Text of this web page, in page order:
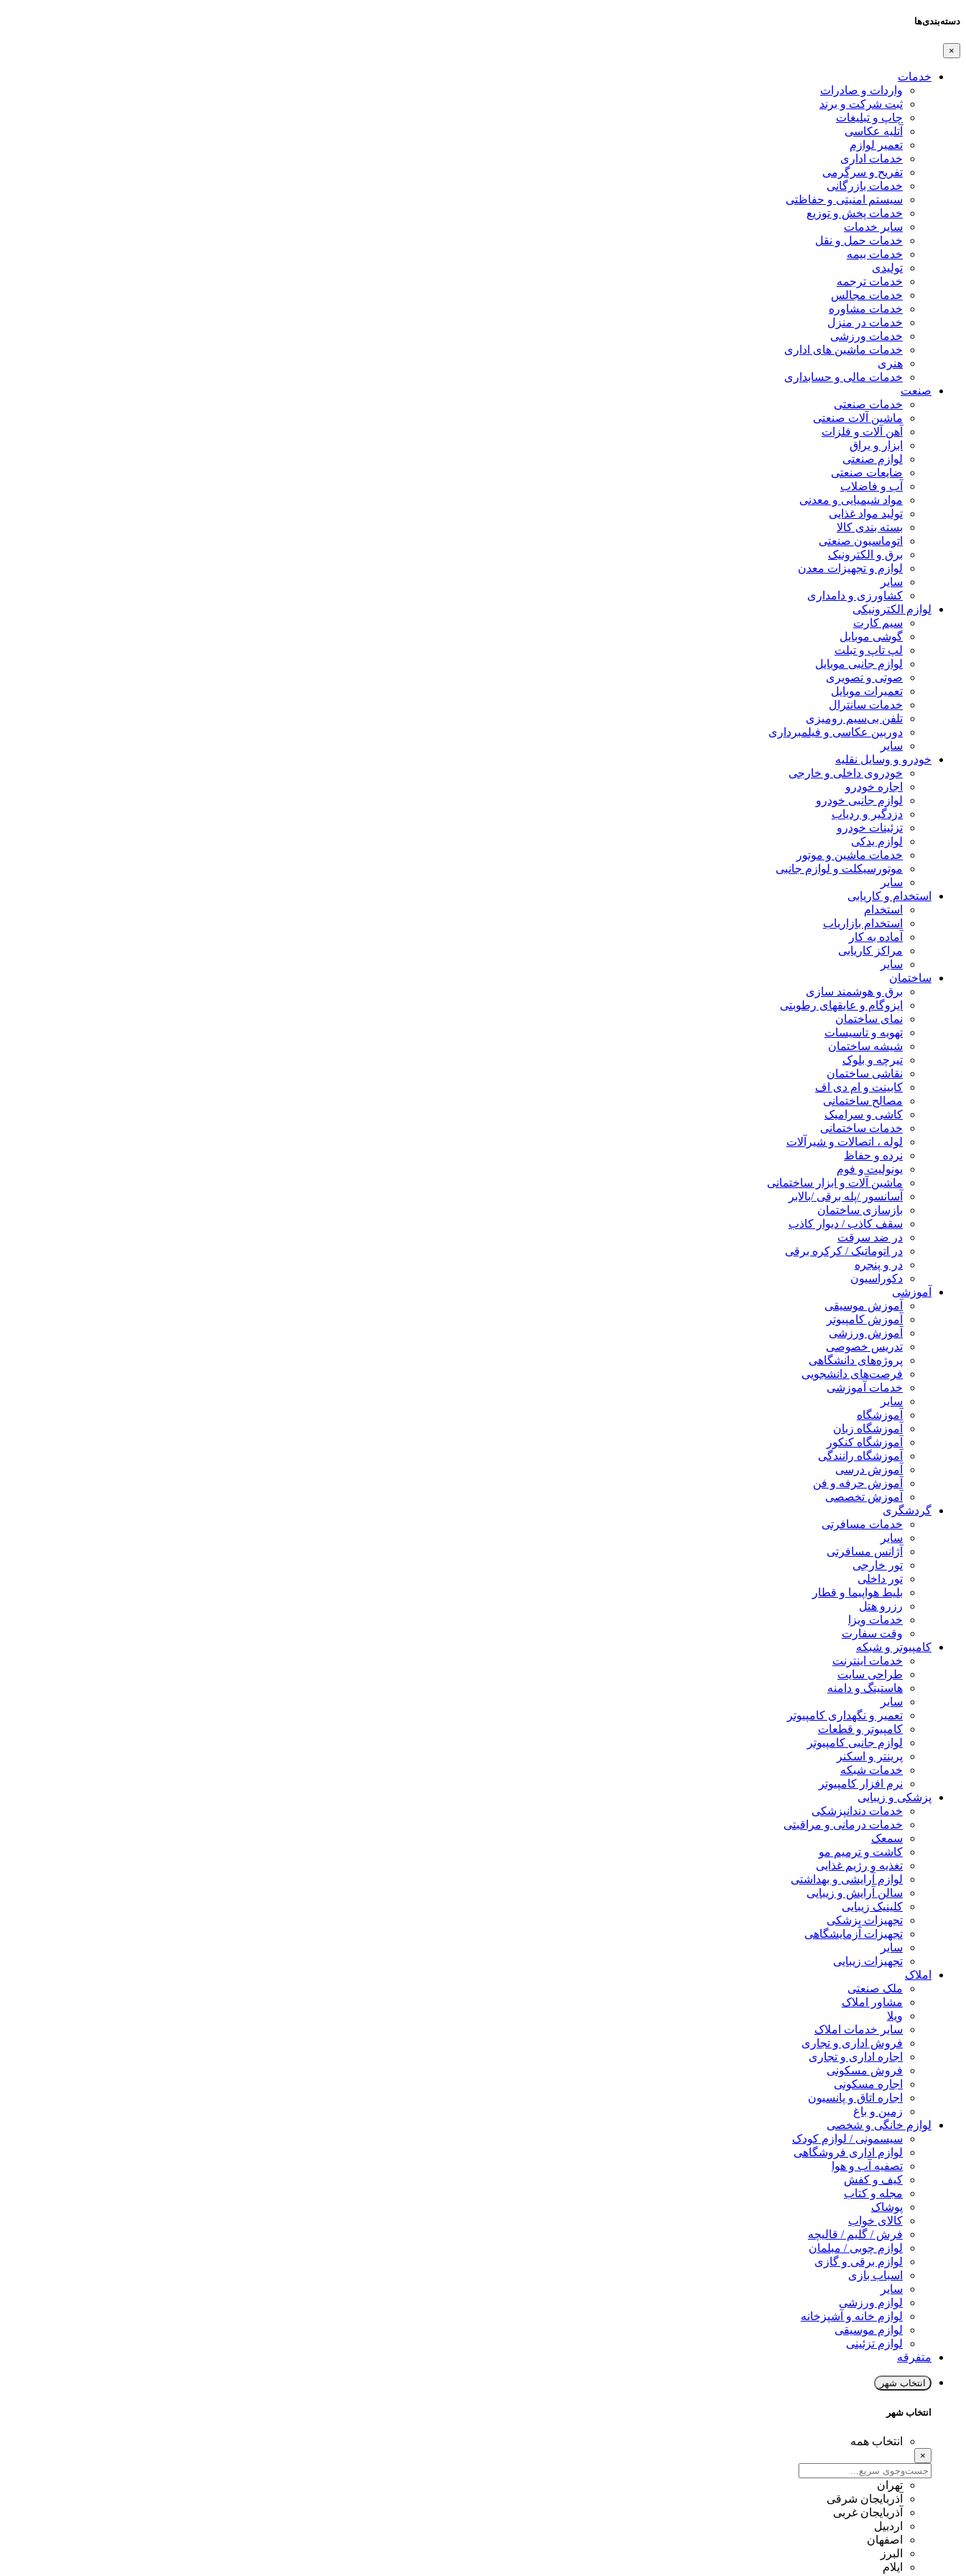
دسته‌بندی‌ها
×
خدمات
واردات و صادرات
ثبت شرکت و برند
چاپ و تبلیغات
آتلیه عکاسی
تعمیر لوازم
خدمات اداری
تفریح و سرگرمی
خدمات بازرگانی
سیستم امنیتی و حفاظتی
خدمات پخش و توزیع
سایر خدمات
خدمات حمل و نقل
خدمات بیمه
تولیدی
خدمات ترجمه
خدمات مجالس
خدمات مشاوره
خدمات در منزل
خدمات ورزشی
خدمات ماشین های اداری
هنری
خدمات مالی و حسابداری
صنعت
خدمات صنعتی
ماشین آلات صنعتی
آهن آلات و فلزات
ابزار و یراق
لوازم صنعتی
ضایعات صنعتی
آب و فاضلاب
مواد شیمیایی و معدنی
تولید مواد غذایی
بسته بندی کالا
اتوماسیون صنعتی
برق و الکترونیک
لوازم و تجهیزات معدن
سایر
کشاورزی و دامداری
لوازم الکترونیکی
سیم کارت
گوشی موبایل
لپ تاپ و تبلت
لوازم جانبی موبایل
صوتی و تصویری
تعمیرات موبایل
خدمات سانترال
تلفن بی‌سیم رومیزی
دوربین عکاسی و فیلمبرداری
سایر
خودرو و وسایل نقلیه
خودروی داخلی و خارجی
اجاره خودرو
لوازم جانبی خودرو
دزدگیر و ردیاب
تزئینات خودرو
لوازم یدکی
خدمات ماشین و موتور
موتورسیکلت و لوازم جانبی
سایر
استخدام و کاریابی
استخدام
استخدام بازاریاب
آماده به کار
مراکز کاریابی
سایر
ساختمان
برق و هوشمند سازی
ایزوگام و عایقهای رطوبتی
نمای ساختمان
تهویه و تاسیسات
شیشه ساختمان
تیرچه و بلوک
نقاشی ساختمان
کابینت و ام دی اف
مصالح ساختمانی
کاشی و سرامیک
خدمات ساختمانی
لوله ، اتصالات و شیرآلات
نرده و حفاظ
یونولیت و فوم
ماشین آلات و ابزار ساختمانی
آسانسور /پله برقی /بالابر
بازسازی ساختمان
سقف کاذب / دیوار کاذب
در ضد سرقت
در اتوماتیک / کرکره برقی
در و پنجره
دکوراسیون
آموزشی
آموزش موسیقی
آموزش کامپیوتر
آموزش ورزشی
تدریس خصوصی
پروژه‌های دانشگاهی
فرصت‌های دانشجویی
خدمات آموزشی
سایر
آموزشگاه
آموزشگاه زبان
آموزشگاه کنکور
آموزشگاه رانندگی
آموزش درسی
آموزش حرفه و فن
آموزش تخصصی
گردشگری
خدمات مسافرتی
سایر
آژانس مسافرتی
تور خارجی
تور داخلی
بلیط هواپیما و قطار
رزرو هتل
خدمات ویزا
وقت سفارت
کامپیوتر و شبکه
خدمات اینترنت
طراحی سایت
هاستینگ و دامنه
سایر
تعمیر و نگهداری کامپیوتر
کامپیوتر و قطعات
لوازم جانبی کامپیوتر
پرینتر و اسکنر
خدمات شبکه
نرم افزار کامپیوتر
پزشکی و زیبایی
خدمات دندانپزشکی
خدمات درمانی و مراقبتی
سمعک
کاشت و ترمیم مو
تغذیه و رژیم غذایی
لوازم آرایشی و بهداشتی
سالن آرایش و زیبایی
کلینیک زیبایی
تجهیزات پزشکی
تجهیزات آزمایشگاهی
سایر
تجهیزات زیبایی
املاک
ملک صنعتی
مشاور املاک
ویلا
سایر خدمات املاک
فروش اداری و تجاری
اجاره اداری و تجاری
فروش مسکونی
اجاره مسکونی
اجاره اتاق و پانسیون
زمین و باغ
لوازم خانگی و شخصی
سیسمونی / لوازم کودک
لوازم اداری فروشگاهی
تصفیه آب و هوا
کیف و کفش
مجله و کتاب
پوشاک
کالای خواب
فرش / گلیم / قالیچه
لوازم چوبی / مبلمان
لوازم برقی و گازی
اسباب بازی
سایر
لوازم ورزشی
لوازم خانه و آشپزخانه
لوازم موسیقی
لوازم تزئینی
متفرقه
انتخاب شهر
انتخاب شهر
انتخاب همه
×
تهران
آذربایجان شرقی
آذربایجان غربی
اردبیل
اصفهان
البرز
ایلام